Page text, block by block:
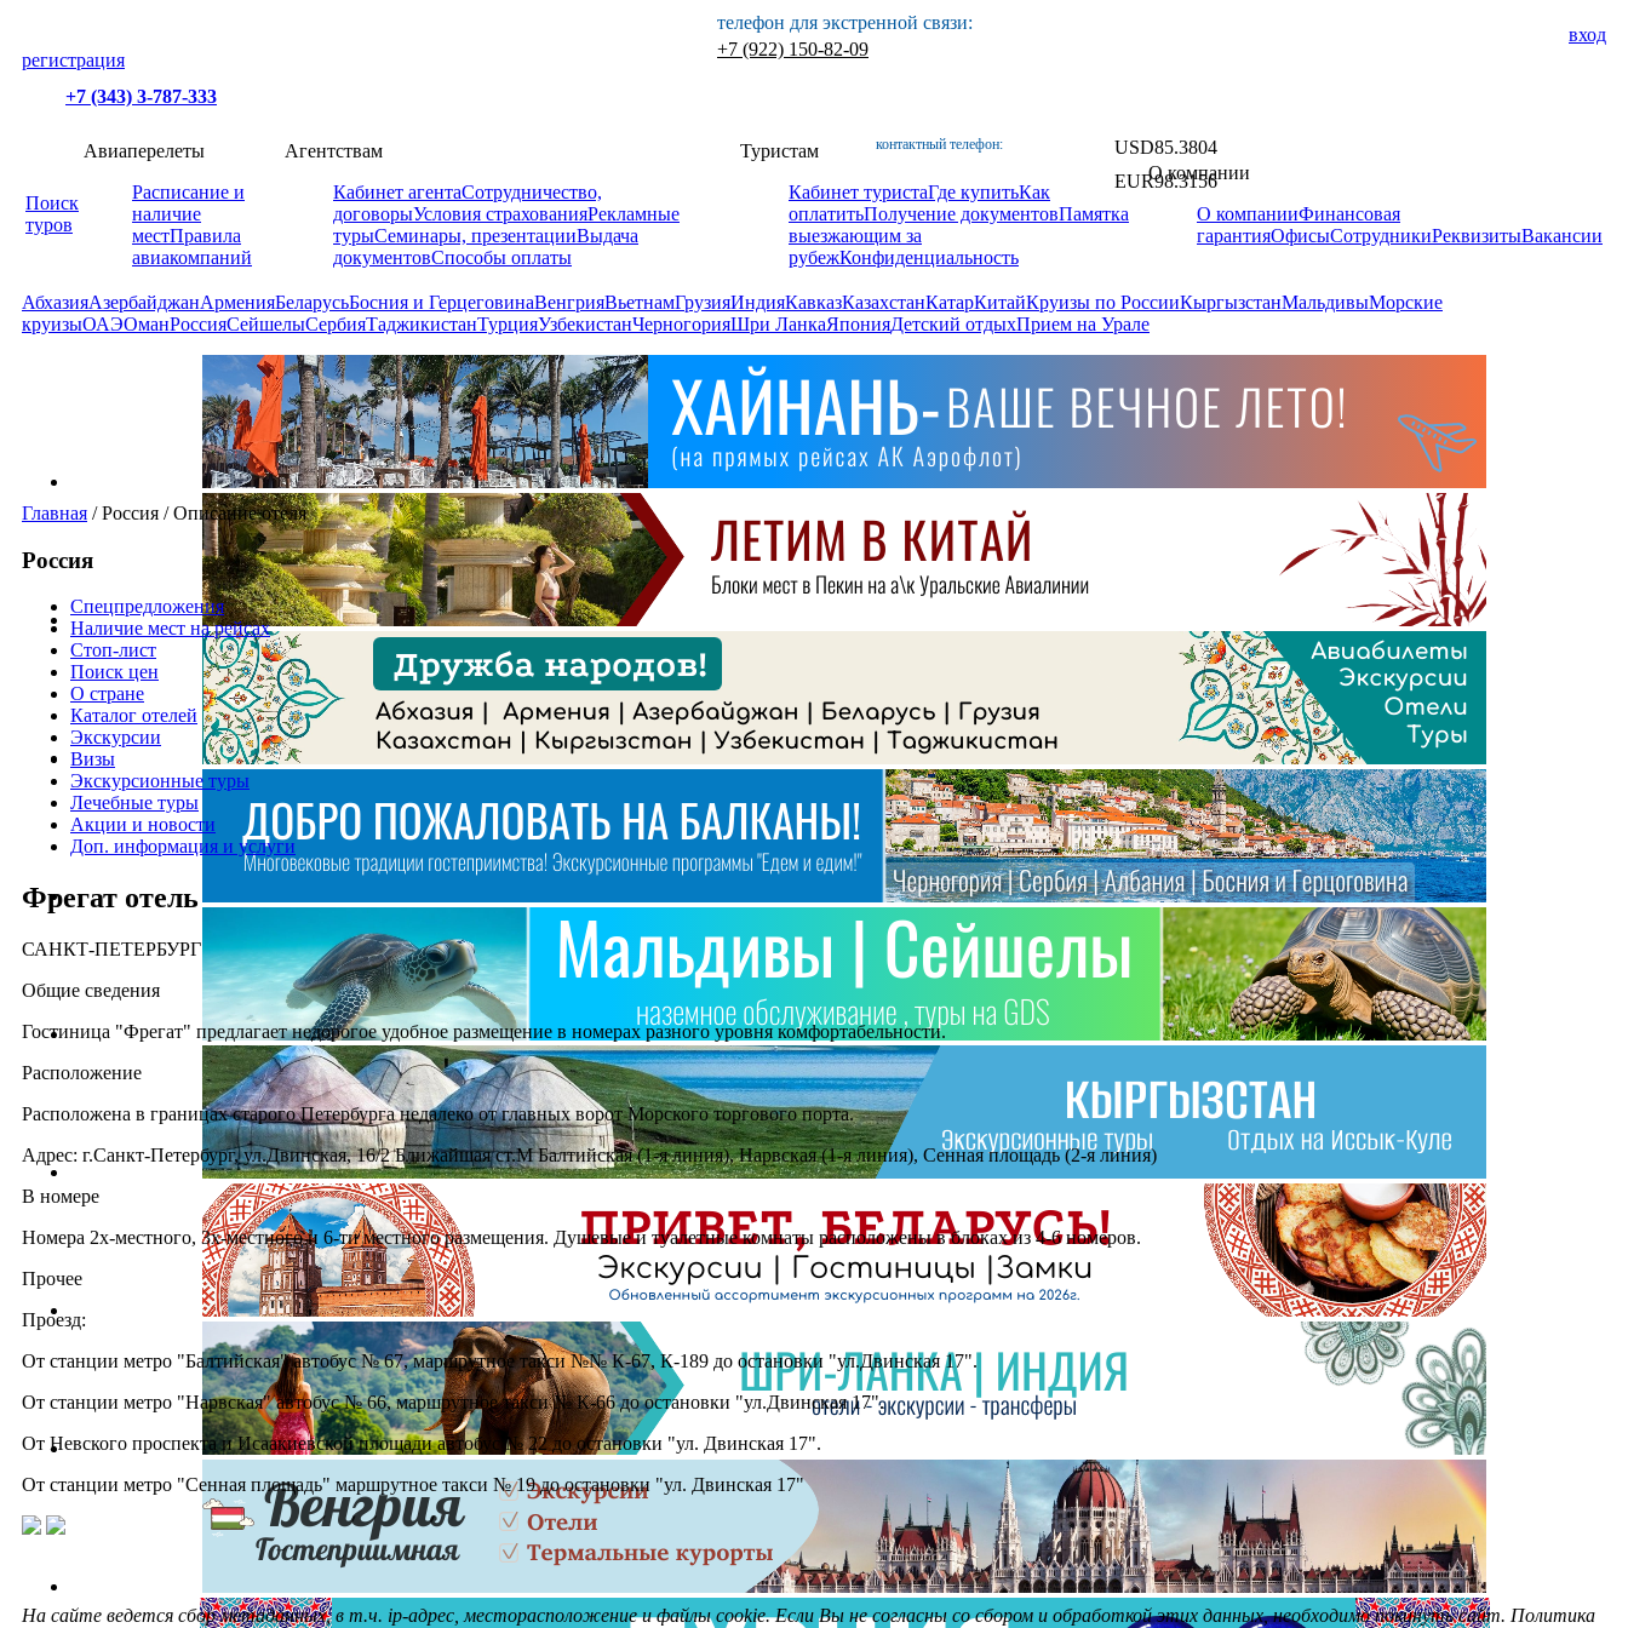
вход
регистрация
+7 (343) 3-787-333
телефон для экстренной связи:
+7 (922) 150-82-09
контактный телефон: USD85.3804
EUR98.3156
Поиск
туров
Авиаперелеты
Расписание и
наличие
местПравила
авиакомпаний
Агентствам
Кабинет агентаСотрудничество,
договорыУсловия страхованияРекламные
турыСеминары, презентацииВыдача
документовСпособы оплаты
Туристам
Кабинет туристаГде купитьКак
оплатитьПолучение документовПамятка
выезжающим за
рубежКонфиденциальность
О компании
О компанииФинансовая
гарантияОфисыСотрудникиРеквизитыВакансии
АбхазияАзербайджанАрменияБеларусьБосния и ГерцеговинаВенгрияВьетнамГрузияИндияКавказКазахстанКатарКитайКруизы по РоссииКыргызстанМальдивыМорские
круизыОАЭОманРоссияСейшелыСербияТаджикистанТурцияУзбекистанЧерногорияШри ЛанкаЯпонияДетский отдыхПрием на Урале
Главная /Россия /Описание отеля
Россия
Спецпредложения
Наличие мест на рейсах
Стоп-лист
Поиск цен
О стране
Каталог отелей
Экскурсии
Визы
Экскурсионные туры
Лечебные туры
Акции и новости
Доп. информация и услуги
Фрегат отель
САНКТ-ПЕТЕРБУРГ
Общие сведения
Гостиница "Фрегат" предлагает недорогое удобное размещение в номерах разного уровня комфортабельности.
Расположение
Расположена в границах старого Петербурга недалеко от главных ворот Морского торгового порта.
Адрес: г.Санкт-Петербург, ул.Двинская, 16/2 Ближайшая ст.М Балтийская (1-я линия), Нарвская (1-я линия), Сенная площадь (2-я линия)
В номере
Номера 2х-местного, 3х-местного и 6-ти местного размещения. Душевые и туалетные комнаты расположены в блоках из 4-6 номеров.
Прочее
Проезд:
От станции метро "Балтийская" автобус № 67, маршрутное такси №№ К-67, К-189 до остановки "ул.Двинская 17".
От станции метро "Нарвская" автобус № 66, маршрутное такси № К-66 до остановки "ул.Двинская 17".
От Невского проспекта и Исаакиевской площади автобус № 22 до остановки "ул. Двинская 17".
От станции метро "Сенная площадь" маршрутное такси № 19 до остановки "ул. Двинская 17"
На сайте ведется сбор метаданных, в т.ч. ip-адрес, месторасположение и файлы cookie. Если Вы не согласны со сбором и обработкой этих данных, необходимо покинуть сайт. Политика